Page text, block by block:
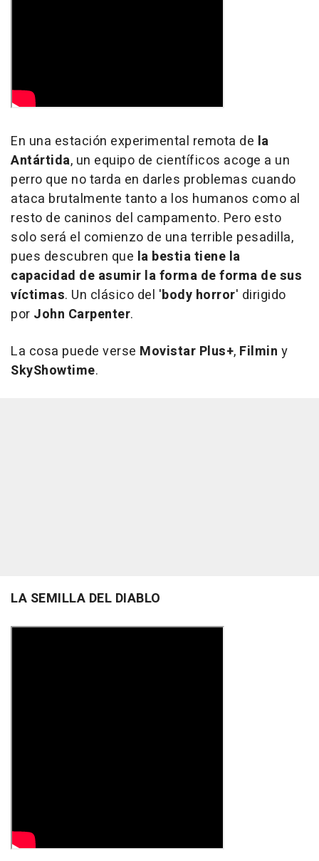
En una estación experimental remota de la
Antártida, un equipo de científicos acoge a un
perro que no tarda en darles problemas cuando
ataca brutalmente tanto a los humanos como al
resto de caninos del campamento. Pero esto
solo será el comienzo de una terrible pesadilla,
pues descubren que la bestia tiene la
capacidad de asumir la forma de forma de sus
víctimas. Un clásico del 'body horror' dirigido
por John Carpenter.
La cosa puede verse Movistar Plus+, Filmin y
SkyShowtime.
LA SEMILLA DEL DIABLO